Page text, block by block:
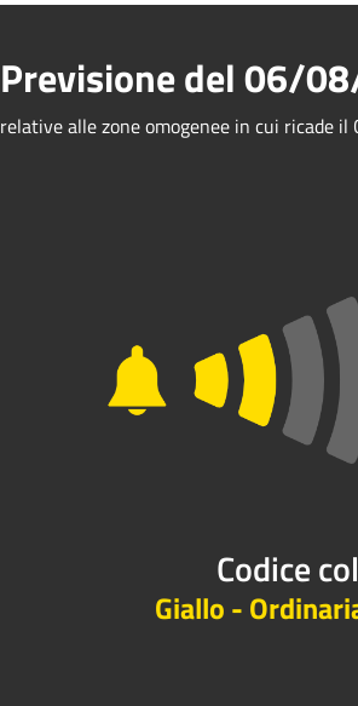
Previsione del06/
relative alle zone omogenee in cui ricade il
Codice
Giallo -